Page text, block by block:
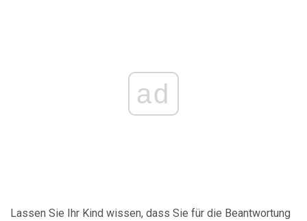
ad
Lassen Sie Ihr Kind wissen, dass Sie für die Beantwortung